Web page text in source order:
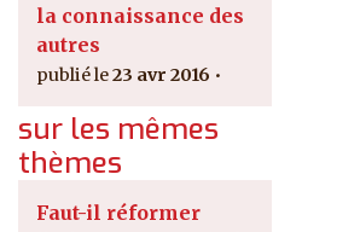
la connaissance des
autres
23 avr 2016
sur les mêmes
thèmes
Faut-il réformer